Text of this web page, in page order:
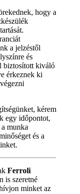
hogy a
a jelzéstől
és
biztosított kiváló
érkeznek ki
kérem
egy időpontot,
munka
és a
Ferroli
is szeretné
minket az